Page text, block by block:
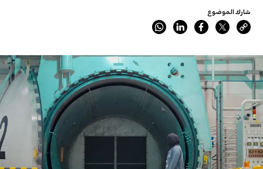
شارك الموضوع